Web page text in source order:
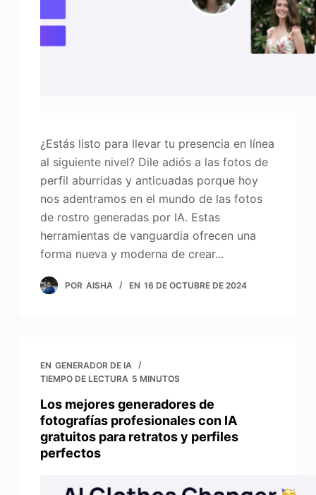
¿Estás listo para llevar tu presencia en línea
al siguiente nivel? Dile adiós a las fotos de
perfil aburridas y anticuadas porque hoy
nos adentramos en el mundo de las fotos
de rostro generadas por IA. Estas
herramientas de vanguardia ofrecen una
forma nueva y moderna de crear...
POR AISHA EN 16 DE OCTUBRE DE 2024
EN GENERADOR DE IA
TIEMPO DE LECTURA 5 MINUTOS
Los mejores generadores de
fotografías profesionales con IA
gratuitos para retratos y perfiles
perfectos